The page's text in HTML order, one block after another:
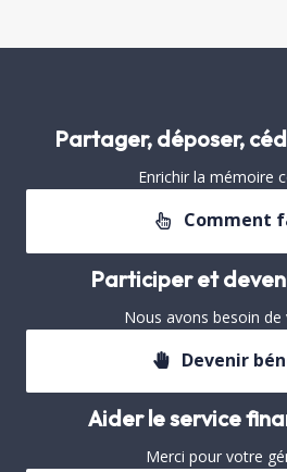
Partager, déposer,
Enrichir la mémoire
Comment
Participer et
Nous avons besoin de
Devenir
Aider le service
Merci pour votre